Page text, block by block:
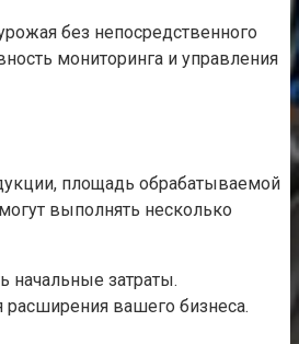
без непосредственного
мониторинга и управления
площадь обрабатываемой
выполнять несколько
начальные затраты.
вашего бизнеса.